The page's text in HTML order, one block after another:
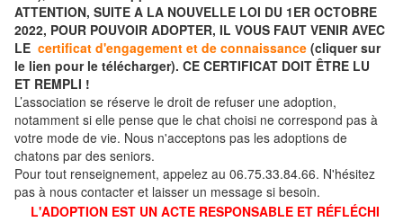
ATTENTION, SUITE A LA NOUVELLE LOI DU 1ER OCTOBRE
2022, POUR POUVOIR ADOPTER, IL VOUS FAUT VENIR AVEC
LE certificat d'engagement et de connaissance (cliquer sur
le lien pour le télécharger). CE CERTIFICAT DOIT ÊTRE LU
ET REMPLI !
L’association se réserve le droit de refuser une adoption,
notamment si elle pense que le chat choisi ne correspond pas à
votre mode de vie. Nous n'acceptons pas les adoptions de
chatons par des seniors.
Pour tout renseignement, appelez au 06.75.33.84.66. N'hésitez
pas à nous contacter et laisser un message si besoin.
L'ADOPTION EST UN ACTE RESPONSABLE ET RÉFLÉCHI